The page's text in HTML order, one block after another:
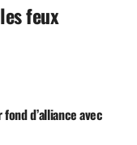
feux
d’alliance avec